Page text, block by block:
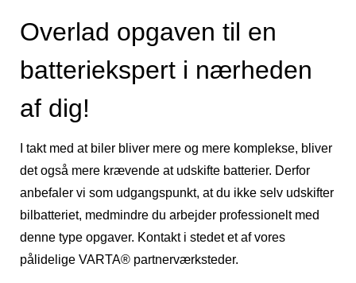
Overlad opgaven til en
batteriekspert i nærheden
af dig!
I takt med at biler bliver mere og mere komplekse, bliver
det også mere krævende at udskifte batterier. Derfor
anbefaler vi som udgangspunkt, at du ikke selv udskifter
bilbatteriet, medmindre du arbejder professionelt med
denne type opgaver. Kontakt i stedet et af vores
pålidelige VARTA® partnerværksteder.